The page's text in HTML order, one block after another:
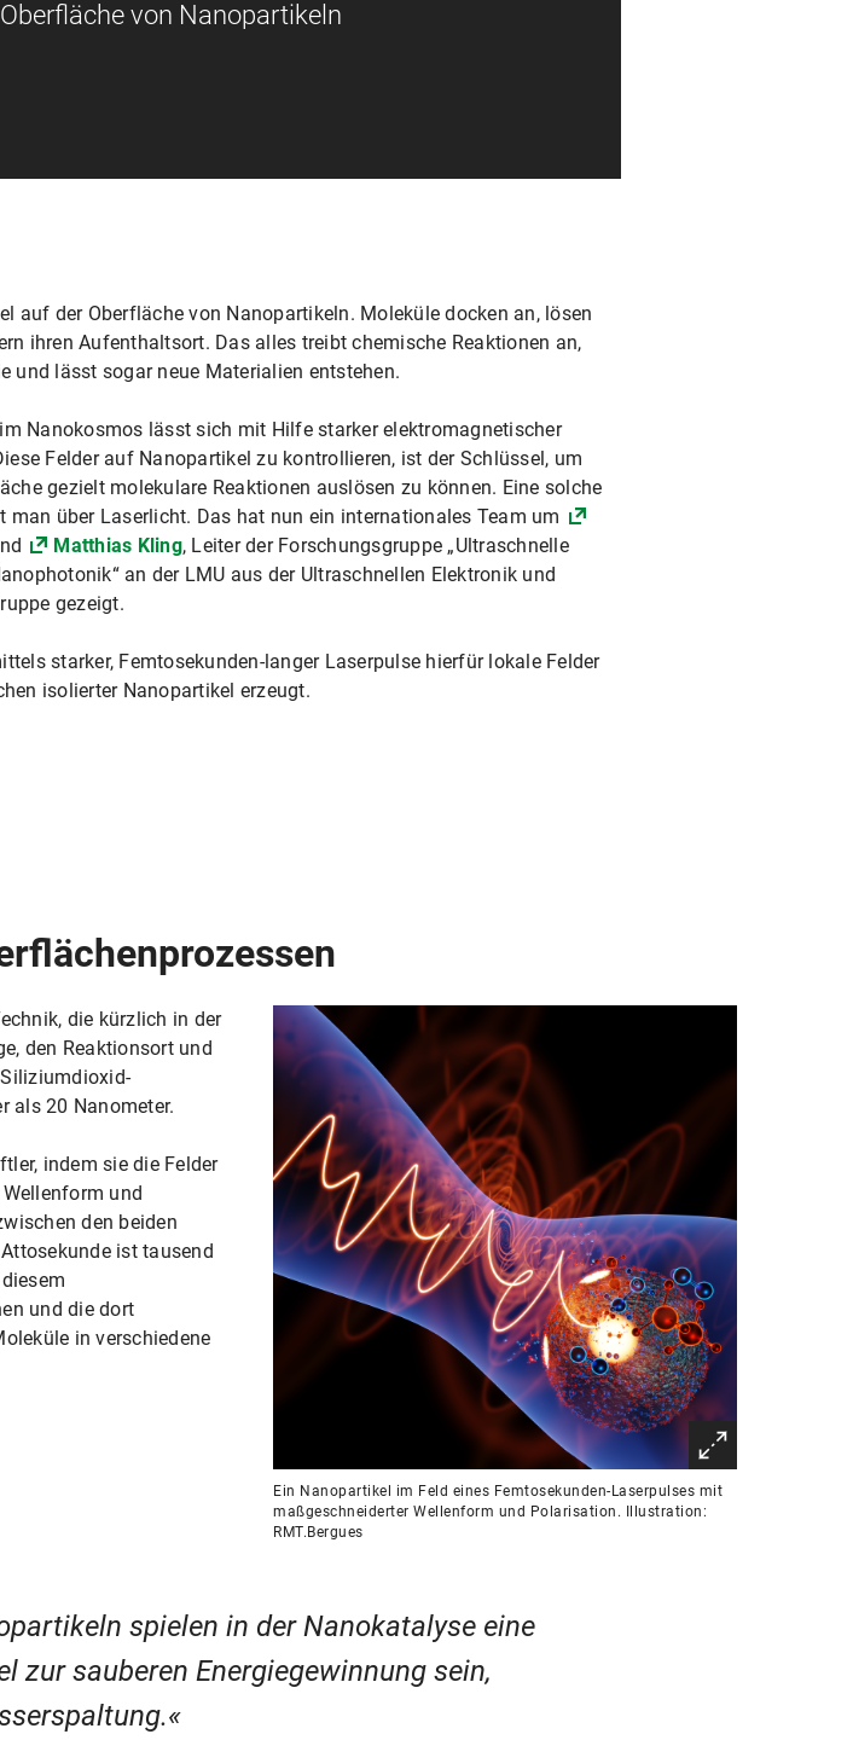
von Nanopartikeln
auf der Oberfläche von Nanopartikeln. Moleküle docken an, lösen
ihren Aufenthaltsort. Das alles treibt chemische Reaktionen an,
und lässt sogar neue Materialien entstehen.
Nanokosmos lässt sich mit Hilfe starker elektromagnetischer
Felder auf Nanopartikel zu kontrollieren, ist der Schlüssel, um
gezielt molekulare Reaktionen auslösen zu können. Eine solche
man über Laserlicht. Das hat nun ein internationales Team um
Matthias Kling, Leiter der Forschungsgruppe „Ultraschnelle
an der LMU aus der Ultraschnellen Elektronik und
gezeigt.
starker, Femtosekunden-langer Laserpulse hierfür lokale Felder
isolierter Nanopartikel erzeugt.
Ein Nanopartikel im Feld eines Femtosekunden-Laserpulses mit
maßgeschneiderter Wellenform und Polarisation. Illustration:
RMT.Bergues
die kürzlich in der
den Reaktionsort und
als 20 Nanometer.
indem sie die Felder
und
den beiden
ist tausend
und die dort
in verschiedene
spielen in der Nanokatalyse eine
zur sauberen Energiegewinnung sein,